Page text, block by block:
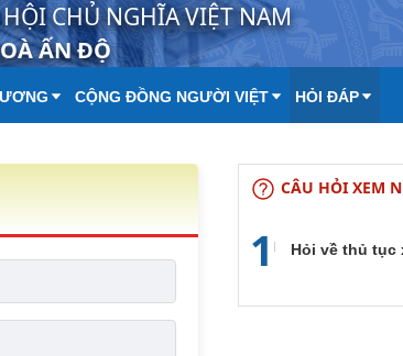
CHỦ NGHĨA VIỆT NAM
ẤN ĐỘ
CỘNG ĐỒNG NGƯỜI VIỆT HỎI ĐÁP
CÂU HỎI XEM
1 Hỏi về thủ tục